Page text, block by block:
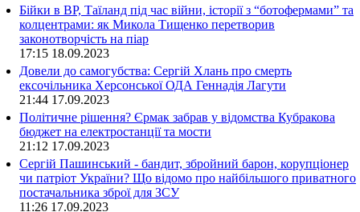
Бійки в ВР, Таїланд під час війни, історії з “ботофермами” та
колцентрами: як Микола Тищенко перетворив
законотворчість на піар
17:15 18.09.2023
Довели до самогубства: Сергій Хлань про смерть
ексочільника Херсонської ОДА Геннадія Лагути
21:44 17.09.2023
Політичне рішення? Єрмак забрав у відомства Кубракова
бюджет на електростанції та мости
21:12 17.09.2023
Сергій Пашинський - бандит, збройний барон, корупціонер
чи патріот України? Що відомо про найбільшого приватного
постачальника зброї для ЗСУ
11:26 17.09.2023